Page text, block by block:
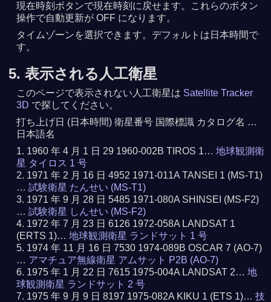
現在時刻ボタンで現在時刻に戻せます。これらのボタン
操作で自動更新が OFF になります。
タイムゾーンを選択できます。デフォルトは日本時間で
す。
5. 表示される人工衛星
このページで表示されない人工衛星は Satellite Tracker
3D で探してください。
打ち上げ日 (日本時間) 衛星番号 国際標識 カタログ名 …
日本語名
1960 年 4 月 1 日 29 1960-002B TIROS 1…地球観測衛
星 タイロス 1 号
1971 年 2 月 16 日 4952 1971-011A TANSEI 1 (MS-T1)
…試験衛星 たんせい (MS-T1)
1971 年 9 月 28 日 5485 1971-080A SHINSEI (MS-F2)
…試験衛星 しんせい (MS-F2)
1972 年 7 月 23 日 6126 1972-058A LANDSAT 1
(ERTS 1)…地球観測衛星 ランドサット 1 号
1974 年 11 月 16 日 7530 1974-089B OSCAR 7 (AO-7)
… アマチュア無線衛星 アムサット P2B (AO-7)
1975 年 1 月 22 日 7615 1975-004A LANDSAT 2…地
球観測衛星 ランドサット 2 号
1975 年 9 月 9 日 8197 1975-082A KIKU 1 (ETS 1)…技